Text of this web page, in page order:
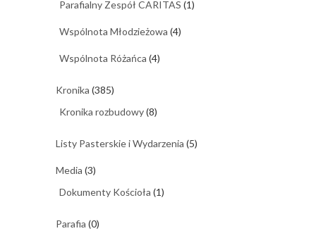
Parafialny Zespół CARITAS (1)
Wspólnota Młodzieżowa (4)
Wspólnota Różańca (4)
Kronika (385)
Kronika rozbudowy(8)
Listy Pasterskie i Wydarzenia (5)
Media (3)
Dokumenty Kościoła (1)
Parafia (0)